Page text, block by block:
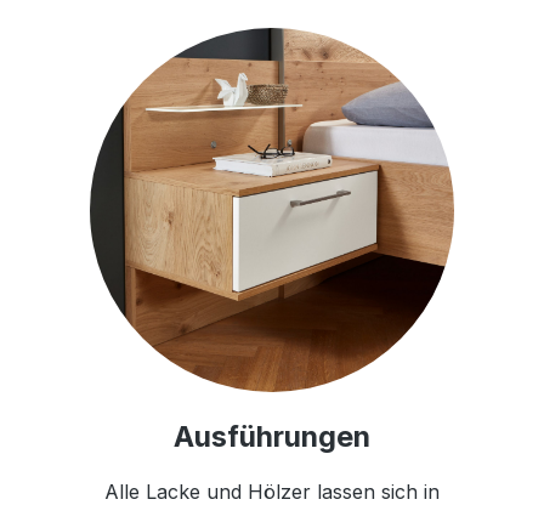
Ausführungen
Alle Lacke und Hölzer lassen sich in